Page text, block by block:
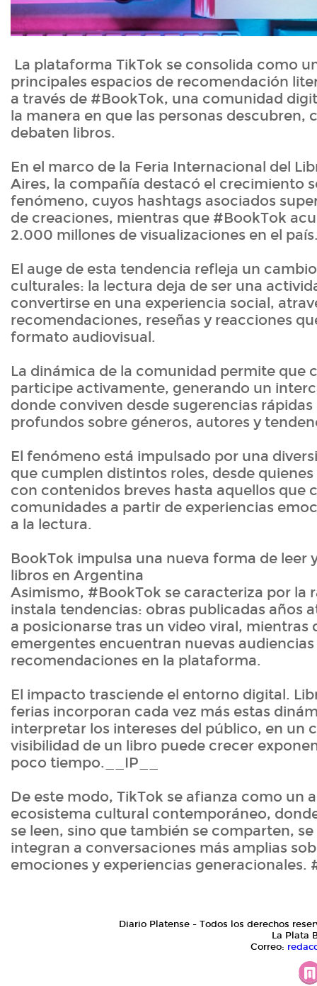
La plataforma TikTok se consolida como
principales espacios de recomendación
a través de #BookTok, una comunidad
la manera en que las personas descubren,
debaten libros.
En el marco de la Feria Internacional del
Aires, la compañía destacó el crecimiento
fenómeno, cuyos hashtags asociados
de creaciones, mientras que #BookTok
2.000 millones de visualizaciones en el
El auge de esta tendencia refleja un
culturales: la lectura deja de ser una
convertirse en una experiencia social,
recomendaciones, reseñas y reacciones
formato audiovisual.
La dinámica de la comunidad permite que
participe activamente, generando un
donde conviven desde sugerencias rápidas
profundos sobre géneros, autores y
El fenómeno está impulsado por una
que cumplen distintos roles, desde
con contenidos breves hasta aquellos que
comunidades a partir de experiencias
a la lectura.
BookTok impulsa una nueva forma de leer
libros en Argentina
Asimismo, #BookTok se caracteriza por la
instala tendencias: obras publicadas años
a posicionarse tras un video viral, mientras
emergentes encuentran nuevas
recomendaciones en la plataforma.
El impacto trasciende el entorno digital.
ferias incorporan cada vez más estas
interpretar los intereses del público, en un
visibilidad de un libro puede crecer
poco tiempo.__IP__
De este modo, TikTok se afianza como un
ecosistema cultural contemporáneo,
se leen, sino que también se comparten,
integran a conversaciones más amplias
emociones y experiencias generacionales.
Diario Platense - Todos los derechos
La Plata
Correo: